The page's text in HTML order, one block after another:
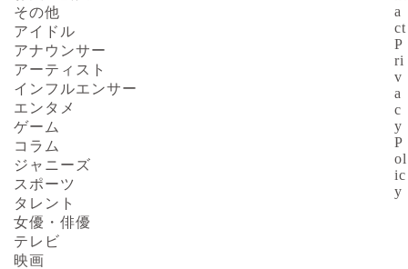
その他
アイドル
アナウンサー
アーティスト
インフルエンサー
エンタメ
ゲーム
コラム
ジャニーズ
スポーツ
タレント
女優・俳優
テレビ
映画
a
ct
P
ri
v
a
c
y
P
ol
ic
y